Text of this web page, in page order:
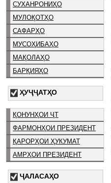
СУХАНРОНИҲО
МУЛОҚОТҲО
САФАРҲО
МУСОҲИБАҲО
МАҚОЛАҲО
БАРҚИЯҲО
ҲУҶҶАТҲО
ҚОНУНҲОИ ҶТ
ФАРМОНҲОИ ПРЕЗИДЕНТ
ҚАРОРҲОИ ҲУКУМАТ
АМРҲОИ ПРЕЗИДЕНТ
ҶАЛАСАҲО